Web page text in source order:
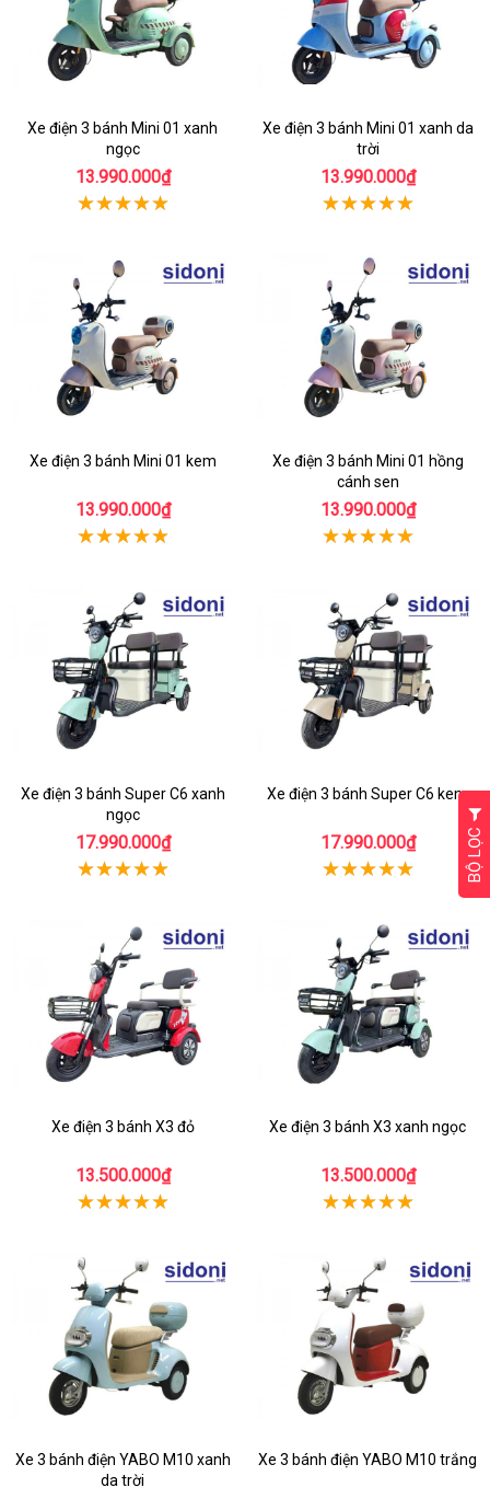
Xe điện 3 bánh Mini 01 xanh
ngọc
13.990.000₫
Xe điện 3 bánh Mini 01 xanh da
trời
13.990.000₫
Xe điện 3 bánh Mini 01 kem
13.990.000₫
Xe điện 3 bánh Mini 01 hồng
cánh sen
13.990.000₫
Xe điện 3 bánh Super C6 xanh
ngọc
17.990.000₫
Xe điện 3 bánh Super C6 kem
17.990.000₫
Xe điện 3 bánh X3 đỏ
13.500.000₫
Xe điện 3 bánh X3 xanh ngọc
13.500.000₫
Xe 3 bánh điện YABO M10 xanh
da trời
Xe 3 bánh điện YABO M10 trắng
BỘ LỌC